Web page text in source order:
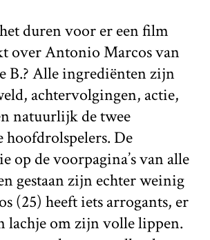
duren voor er een film
over Antonio Marcos van
B.? Alle ingrediënten zijn
achtervolgingen, actie,
natuurlijk de twee
De
op de voorpagina’s van alle
gestaan zijn echter weinig
(25) heeft iets arrogants, er
lachje om zijn volle lippen.